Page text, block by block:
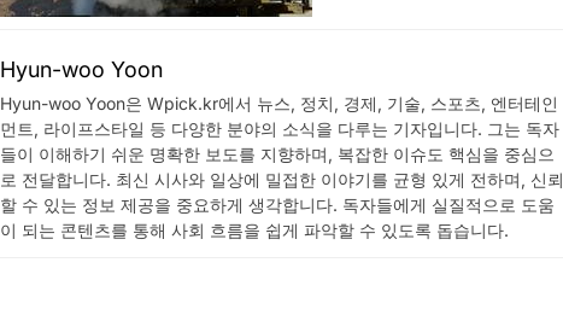
Hyun-woo Yoon
Hyun-woo Yoon은 Wpick.kr에서 뉴스, 정치, 경제, 기술, 스포츠, 엔터테인
먼트, 라이프스타일 등 다양한 분야의 소식을 다루는 기자입니다. 그는 독자
들이 이해하기 쉬운 명확한 보도를 지향하며, 복잡한 이슈도 핵심을 중심으
로 전달합니다. 최신 시사와 일상에 밀접한 이야기를 균형 있게 전하며, 신뢰
할 수 있는 정보 제공을 중요하게 생각합니다. 독자들에게 실질적으로 도움
이 되는 콘텐츠를 통해 사회 흐름을 쉽게 파악할 수 있도록 돕습니다.